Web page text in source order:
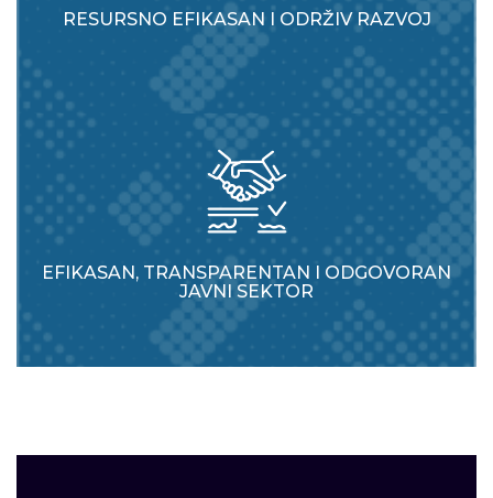
RESURSNO EFIKASAN I ODRŽIV RAZVOJ
EFIKASAN, TRANSPARENTAN I ODGOVORAN
JAVNI SEKTOR